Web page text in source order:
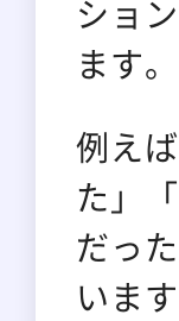
ショ
ます。
例え
た」
だっ
います